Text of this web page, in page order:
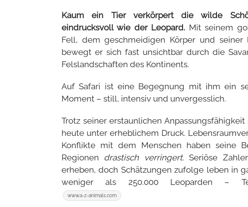
Kaum ein Tier verkörpert die wilde
eindrucksvoll wie der Leopard. Mit seinem
Fell, dem geschmeidigen Körper und seiner
bewegt er sich fast unsichtbar durch die
Felslandschaften des Kontinents.
Auf Safari ist eine Begegnung mit ihm ein
Moment – still, intensiv und unvergesslich.
Trotz seiner erstaunlichen
heute unter erheblichem Druck.
Konflikte mit dem Menschen haben seine
Regionen drastisch verringert. Seriöse
erheben, doch Schätzungen zufolge leben in
weniger als 250.000 Leoparden –
www.a-z-animals.com